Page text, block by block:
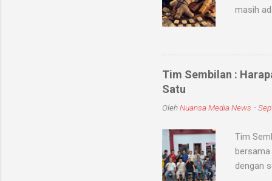
masih
objek
kaum
untuk
khodam
Tim Sembilan :
Satu
OlehNuansa Media News -
Tim
dengan